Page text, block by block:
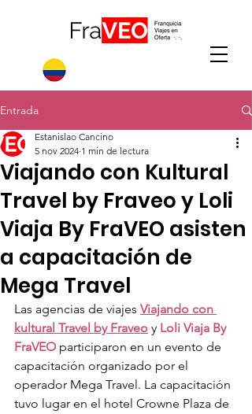
Entrada
Viajando con Kultural
Travel by Fraveo y Loli
Viaja By FraVEO asisten
a capacitación de
Mega Travel
Estanislao Cancino
5 nov 2024 1 min de lectura
Las agencias de viajes Viajando con
kultural Travel by Fraveo y Loli Viaja By
FraVEO participaron en un evento de
capacitación organizado por el
operador Mega Travel. La capacitación
tuvo lugar en el hotel Crowne Plaza de